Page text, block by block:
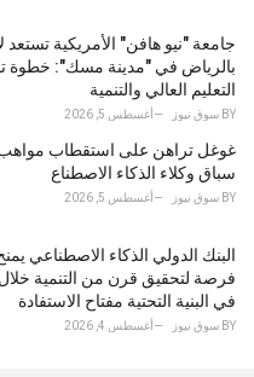
جامعة "نيو هافن" الأمريكية تستعد
بالرياض في "مدينة مسك": خطوة
التعليم العالي والتنمية
BY سوق نيوز أغسطس 5, 2026
غوغل تراهن على استقطاب مواهب
سباق وكلاء الذكاء الاصطناع
BY سوق نيوز أغسطس 5, 2026
البنك الدولي الذكاء الاصطناعي
فرصة لتحقيق قرن من التنمية خلال
في البنية التحتية مفتاح الاستفادة
BY سوق نيوز أغسطس 4, 2026